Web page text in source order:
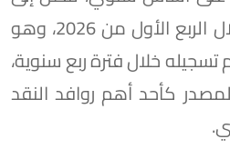
نحو 12.8 مليار دولار خلال الربع الأول من 2026، وهو
خلال فترة ربع سنوية،
كأحد أهم روافد النقد